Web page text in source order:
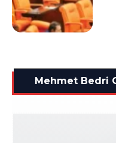
Mehmet Bedri